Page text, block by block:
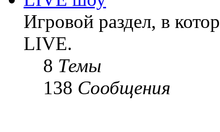
Игровой раздел, в
LIVE.
8 Темы
138 Сообщения